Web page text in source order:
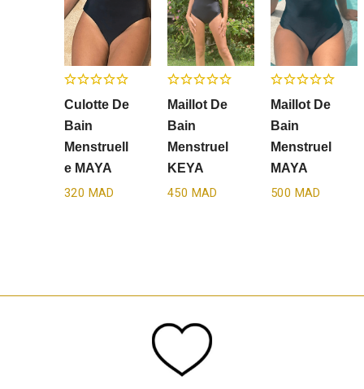
Culotte De
Bain
Menstruell
E MAYA
320 MAD
Maillot De
Bain
Menstruel
KEYA
450 MAD
Maillot De
Bain
Menstruel
MAYA
500 MAD